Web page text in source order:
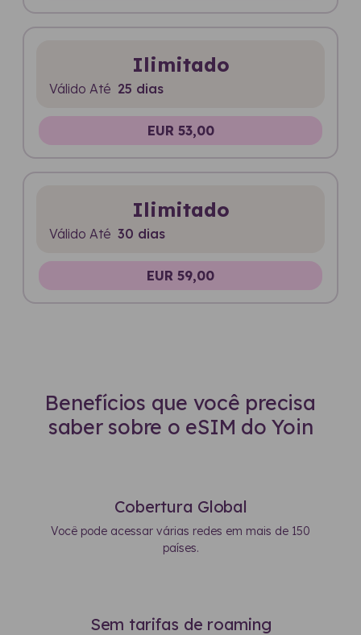
Ilimitado
Válido Até 25 dias
EUR 53,00
Ilimitado
Válido Até 30 dias
EUR 59,00
Benefícios que você precisa
saber sobre o eSIM do Yoin
Cobertura Global
Você pode acessar várias redes em mais de 150
países.
Sem tarifas de roaming